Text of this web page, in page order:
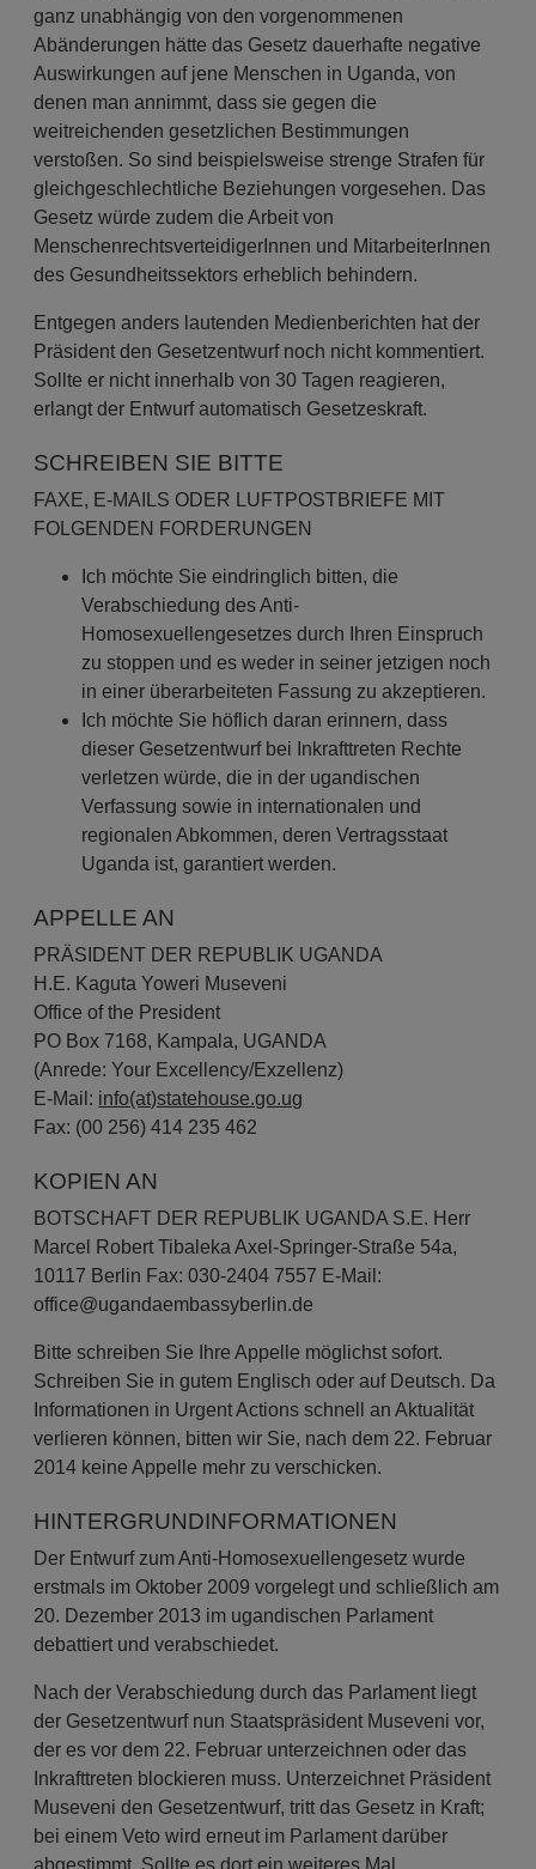
ganz unabhängig von den vorgenommenen
Abänderungen hätte das Gesetz dauerhafte negative
Auswirkungen auf jene Menschen in Uganda, von
denen man annimmt, dass sie gegen die
weitreichenden gesetzlichen Bestimmungen
verstoßen. So sind beispielsweise strenge Strafen für
gleichgeschlechtliche Beziehungen vorgesehen. Das
Gesetz würde zudem die Arbeit von
MenschenrechtsverteidigerInnen und MitarbeiterInnen
des Gesundheitssektors erheblich behindern.
Entgegen anders lautenden Medienberichten hat der
Präsident den Gesetzentwurf noch nicht kommentiert.
Sollte er nicht innerhalb von 30 Tagen reagieren,
erlangt der Entwurf automatisch Gesetzeskraft.
SCHREIBEN SIE BITTE
FAXE, E-MAILS ODER LUFTPOSTBRIEFE MIT
FOLGENDEN FORDERUNGEN
Ich möchte Sie eindringlich bitten, die
Verabschiedung des Anti-
Homosexuellengesetzes durch Ihren Einspruch
zu stoppen und es weder in seiner jetzigen noch
in einer überarbeiteten Fassung zu akzeptieren.
Ich möchte Sie höflich daran erinnern, dass
dieser Gesetzentwurf bei Inkrafttreten Rechte
verletzen würde, die in der ugandischen
Verfassung sowie in internationalen und
regionalen Abkommen, deren Vertragsstaat
Uganda ist, garantiert werden.
APPELLE AN
PRÄSIDENT DER REPUBLIK UGANDA
H.E. Kaguta Yoweri Museveni
Office of the President
PO Box 7168, Kampala, UGANDA
(Anrede: Your Excellency/Exzellenz)
E-Mail: info(at)statehouse.go.ug
Fax: (00 256) 414 235 462
KOPIEN AN
BOTSCHAFT DER REPUBLIK UGANDA S.E. Herr
Marcel Robert Tibaleka Axel-Springer-Straße 54a,
10117 Berlin Fax: 030-2404 7557 E-Mail:
office@ugandaembassyberlin.de
Bitte schreiben Sie Ihre Appelle möglichst sofort.
Schreiben Sie in gutem Englisch oder auf Deutsch. Da
Informationen in Urgent Actions schnell an Aktualität
verlieren können, bitten wir Sie, nach dem 22. Februar
2014 keine Appelle mehr zu verschicken.
HINTERGRUNDINFORMATIONEN
Der Entwurf zum Anti-Homosexuellengesetz wurde
erstmals im Oktober 2009 vorgelegt und schließlich am
20. Dezember 2013 im ugandischen Parlament
debattiert und verabschiedet.
Nach der Verabschiedung durch das Parlament liegt
der Gesetzentwurf nun Staatspräsident Museveni vor,
der es vor dem 22. Februar unterzeichnen oder das
Inkrafttreten blockieren muss. Unterzeichnet Präsident
Museveni den Gesetzentwurf, tritt das Gesetz in Kraft;
bei einem Veto wird erneut im Parlament darüber